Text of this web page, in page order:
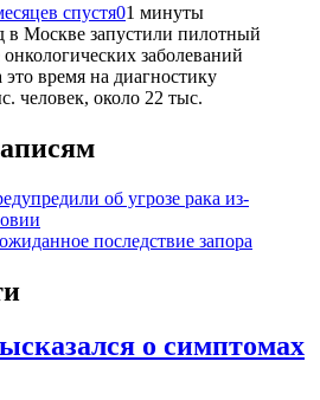
спустя01 минуты
в Москве запустили пилотный
заболеваний
время на диагностику
человек, около 22 тыс.
об угрозе рака из-
последствие запора
о симптомах